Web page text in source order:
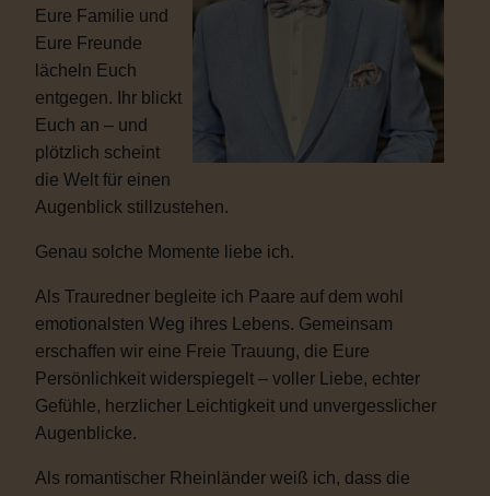
Eure Familie und
Eure Freunde
lächeln Euch
entgegen. Ihr blickt
Euch an – und
plötzlich scheint
die Welt für einen
Augenblick stillzustehen.
Genau solche Momente liebe ich.
Als Trauredner begleite ich Paare auf dem wohl
emotionalsten Weg ihres Lebens. Gemeinsam
erschaffen wir eine Freie Trauung, die Eure
Persönlichkeit widerspiegelt – voller Liebe, echter
Gefühle, herzlicher Leichtigkeit und unvergesslicher
Augenblicke.
Als romantischer Rheinländer weiß ich, dass die